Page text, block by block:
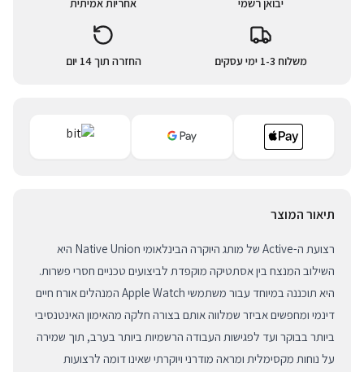
יבואן רשמי אחריות אמיתית
משלוח 1-3 ימי עסקים החזרה תוך 14 יום
תיאור המוצר
רצועת ה-Active של מותג היוקרה הבינלאומי Native Union היא
השילוב המנצח בין אסתטיקה מוקפדת לביצועים טכניים חסרי פשרות.
היא תוכננה במיוחד עבור משתמשי Apple Watch המנהלים אורח חיים
דינמי ומחפשים אביזר שמלווה אותם בצורה חלקה מהאימון האינטנסיבי
ביותר בבוקר ועד לפגישות העבודה הרשמיות ביותר בערב, תוך שמירה
על נוחות מקסימלית ומראה מודרני ויוקרתי שאינו דומה לרצועות